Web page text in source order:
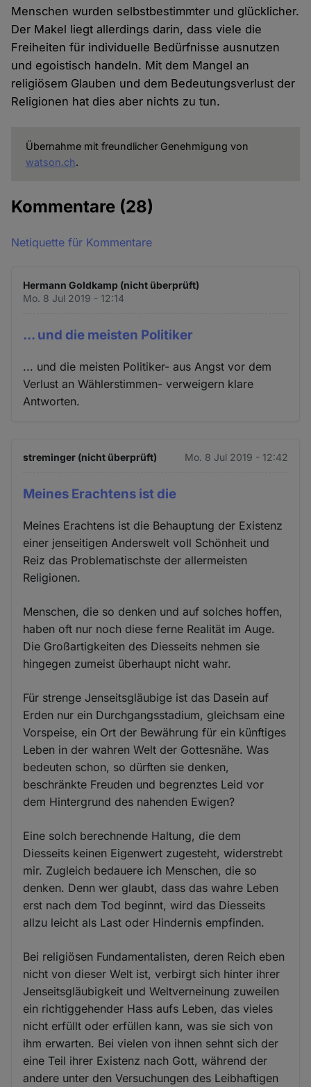
Menschen wurden selbstbestimmter und glücklicher.
Der Makel liegt allerdings darin, dass viele die
Freiheiten für individuelle Bedürfnisse ausnutzen
und egoistisch handeln. Mit dem Mangel an
religiösem Glauben und dem Bedeutungsverlust der
Religionen hat dies aber nichts zu tun.
Übernahme mit freundlicher Genehmigung von
watson.ch.
Kommentare (28)
Netiquette für Kommentare
Hermann Goldkamp (nicht überprüft)
Mo. 8 Jul 2019 - 12:14
... und die meisten Politiker
... und die meisten Politiker- aus Angst vor dem
Verlust an Wählerstimmen- verweigern klare
Antworten.
streminger (nicht überprüft) Mo. 8 Jul 2019 - 12:42
Meines Erachtens ist die
Meines Erachtens ist die Behauptung der Existenz
einer jenseitigen Anderswelt voll Schönheit und
Reiz das Problematischste der allermeisten
Religionen.
Menschen, die so denken und auf solches hoffen,
haben oft nur noch diese ferne Realität im Auge.
Die Großartigkeiten des Diesseits nehmen sie
hingegen zumeist überhaupt nicht wahr.
Für strenge Jenseitsgläubige ist das Dasein auf
Erden nur ein Durchgangsstadium, gleichsam eine
Vorspeise, ein Ort der Bewährung für ein künftiges
Leben in der wahren Welt der Gottesnähe. Was
bedeuten schon, so dürften sie denken,
beschränkte Freuden und begrenztes Leid vor
dem Hintergrund des nahenden Ewigen?
Eine solch berechnende Haltung, die dem
Diesseits keinen Eigenwert zugesteht, widerstrebt
mir. Zugleich bedauere ich Menschen, die so
denken. Denn wer glaubt, dass das wahre Leben
erst nach dem Tod beginnt, wird das Diesseits
allzu leicht als Last oder Hindernis empfinden.
Bei religiösen Fundamentalisten, deren Reich eben
nicht von dieser Welt ist, verbirgt sich hinter ihrer
Jenseitsgläubigkeit und Weltverneinung zuweilen
ein richtiggehender Hass aufs Leben, das vieles
nicht erfüllt oder erfüllen kann, was sie sich von
ihm erwarten. Bei vielen von ihnen sehnt sich der
eine Teil ihrer Existenz nach Gott, während der
andere unter den Versuchungen des Leibhaftigen